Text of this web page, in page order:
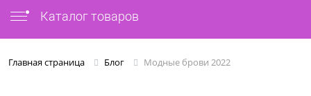
Каталог товаров
Главная страница Блог Модные брови 2022